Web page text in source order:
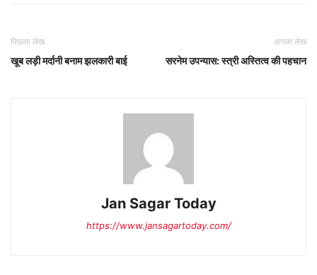
पिछला लेख
खूब लड़ी मर्दानी बनाम झलकारी बाई
अगला लेख
सरनेम उपन्यास: स्त्री अस्तित्व की पहचान
Jan Sagar Today
https://www.jansagartoday.com/